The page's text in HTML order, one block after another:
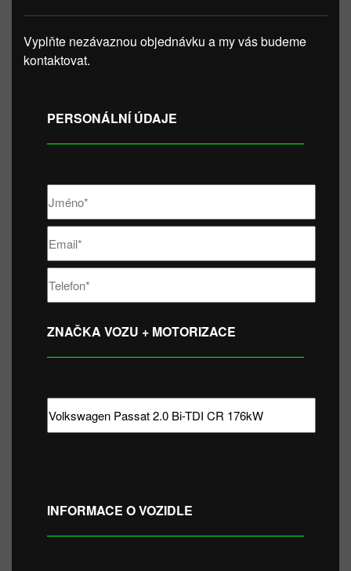
Vyplňte nezávaznou objednávku a my vás budeme
kontaktovat.
PERSONÁLNÍ ÚDAJE
ZNAČKA VOZU + MOTORIZACE
INFORMACE O VOZIDLE